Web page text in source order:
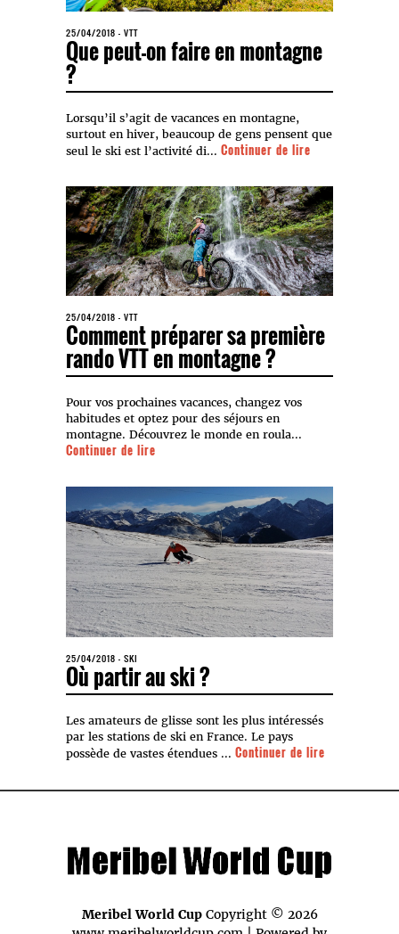
25/04/2018 - VTT
Que peut-on faire en montagne
?
Lorsqu’il s’agit de vacances en montagne,
surtout en hiver, beaucoup de gens pensent que
seul le ski est l’activité di... Continuer de lire
25/04/2018 - VTT
Comment préparer sa première
rando VTT en montagne ?
Pour vos prochaines vacances, changez vos
habitudes et optez pour des séjours en
montagne. Découvrez le monde en roula...
Continuer de lire
25/04/2018 - SKI
Où partir au ski ?
Les amateurs de glisse sont les plus intéressés
par les stations de ski en France. Le pays
possède de vastes étendues ... Continuer de lire
Meribel World CupCopyright © 2026